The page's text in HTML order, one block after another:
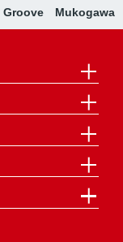
Groove Mukogawa